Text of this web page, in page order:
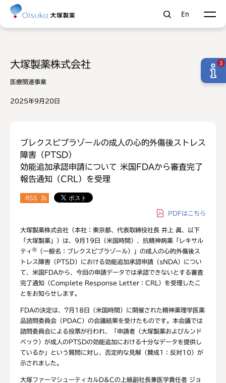
En
大塚製薬株式会社
医療関連事業
2025年9月20日
ブレクスピプラゾールの成人の心的外傷後ストレス
障害（PTSD）
効能追加承認申請について 米国FDAから審査完了
報告通知（CRL）を受理
RSS
PDFはこちら
大塚製薬株式会社（本社：東京都、代表取締役社長 井上 眞、以下
「大塚製薬」）は、9月19日（米国時間）、抗精神病薬「レキサル
ティ ®
（一般名：ブレクスピプラゾール）」の成人の心的外傷後ス
トレス障害（PTSD）における効能追加承認申請（sNDA）につい
て、米国FDAから、今回の申請データでは承認できないとする審査
完了通知（Complete Response Letter：CRL）を受理したこ
とをお知らせします。
FDAの決定は、7月18日（米国時間）に開催された精神薬理学医薬
品諮問委員会（PDAC）の会議結果を受けたものです。本会議では
諮問委員会による投票が行われ、「申請者（大塚製薬およびルンド
ベック）が成人のPTSDの効能追加における十分なデータを提供し
ているか」という質問に対し、否定的な見解（賛成1：反対10）が
示されました。
大塚ファーマシューティカルD&Cの上級副社長兼医学責任者 ジョ
3